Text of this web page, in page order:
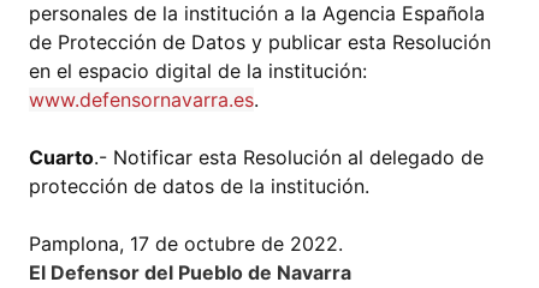
personales de la institución a la Agencia Española
de Protección de Datos y publicar esta Resolución
en el espacio digital de la institución:
www.defensornavarra.es.
Cuarto.- Notificar esta Resolución al delegado de
protección de datos de la institución.
Pamplona, 17 de octubre de 2022.
El Defensor del Pueblo de Navarra